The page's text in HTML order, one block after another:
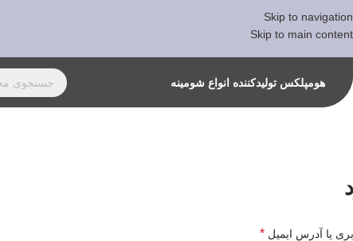
Skip to navigation
Skip to main content
هومپلکس تولیدکننده انواع شومینه
یا آدرس ایمیل *